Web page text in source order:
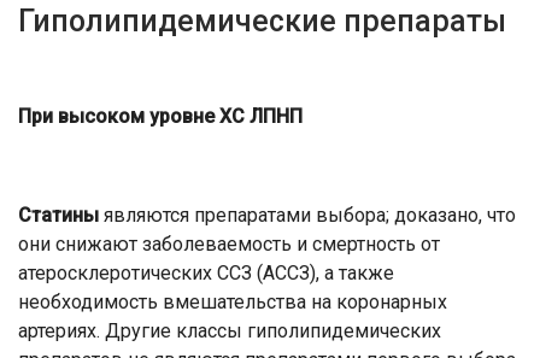
Гиполипидемические препараты
При высоком уровне ХС ЛПНП
Статины являются препаратами выбора; доказано, что
они снижают заболеваемость и смертность от
атеросклеротических ССЗ (АССЗ), а также
необходимость вмешательства на коронарных
артериях. Другие классы гиполипидемических